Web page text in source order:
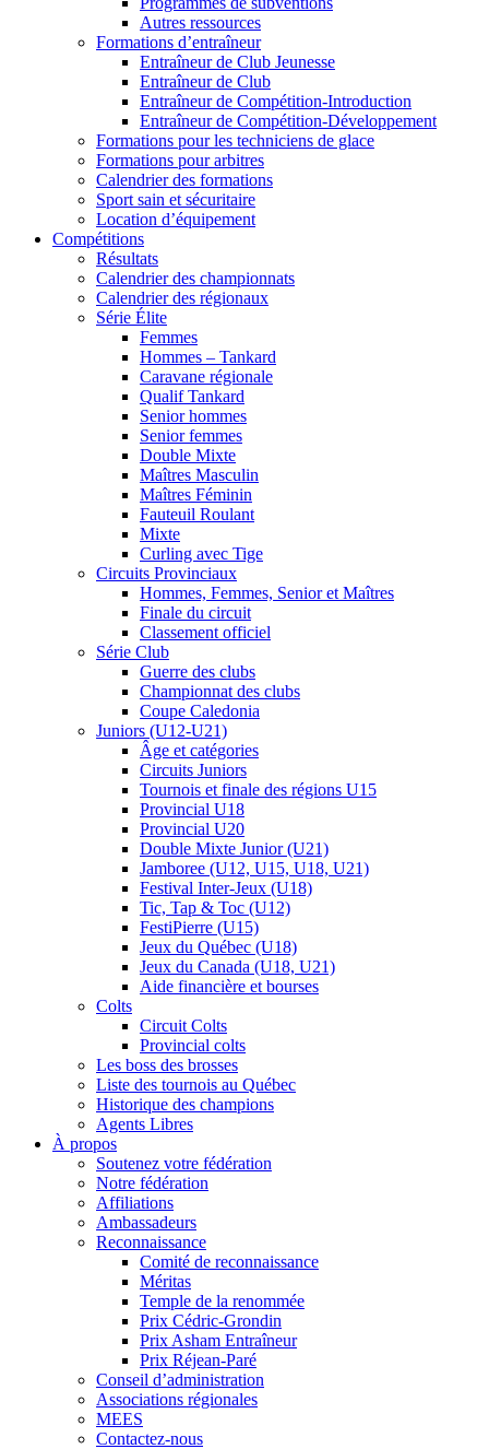
Autres ressources
Formations d’entraîneur
Entraîneur de Club Jeunesse
Entraîneur de Club
Entraîneur de Compétition-Introduction
Entraîneur de Compétition-Développement
Formations pour les techniciens de glace
Formations pour arbitres
Calendrier des formations
Sport sain et sécuritaire
Location d’équipement
Compétitions
Résultats
Calendrier des championnats
Calendrier des régionaux
Série Élite
Femmes
Hommes – Tankard
Caravane régionale
Qualif Tankard
Senior hommes
Senior femmes
Double Mixte
Maîtres Masculin
Maîtres Féminin
Fauteuil Roulant
Mixte
Curling avec Tige
Circuits Provinciaux
Hommes, Femmes, Senior et Maîtres
Finale du circuit
Classement officiel
Série Club
Guerre des clubs
Championnat des clubs
Coupe Caledonia
Juniors (U12-U21)
Âge et catégories
Circuits Juniors
Tournois et finale des régions U15
Provincial U18
Provincial U20
Double Mixte Junior (U21)
Jamboree (U12, U15, U18, U21)
Festival Inter-Jeux (U18)
Tic, Tap & Toc (U12)
FestiPierre (U15)
Jeux du Québec (U18)
Jeux du Canada (U18, U21)
Aide financière et bourses
Colts
Circuit Colts
Provincial colts
Les boss des brosses
Liste des tournois au Québec
Historique des champions
Agents Libres
À propos
Soutenez votre fédération
Notre fédération
Affiliations
Ambassadeurs
Reconnaissance
Comité de reconnaissance
Méritas
Temple de la renommée
Prix Cédric-Grondin
Prix Asham Entraîneur
Prix Réjean-Paré
Conseil d’administration
Associations régionales
MEES
Contactez-nous